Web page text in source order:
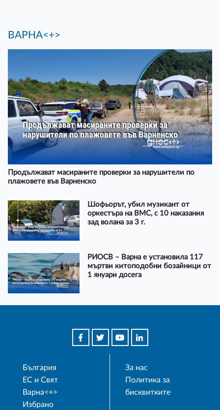
ВАРНА<+>
Продължават масираните проверки за нарушители по
плажовете във Варненско
Шофьорът, убил музикант от
оркестъра на ВМС, с 10 наказания
зад волана за 3 г.
РИОСВ – Варна е установила 117
мъртви китоподобни бозайници от
1 януари досега
България
ЕС и Свят
Варна<+>
Избрано
За нас
Политика за
бисквитките